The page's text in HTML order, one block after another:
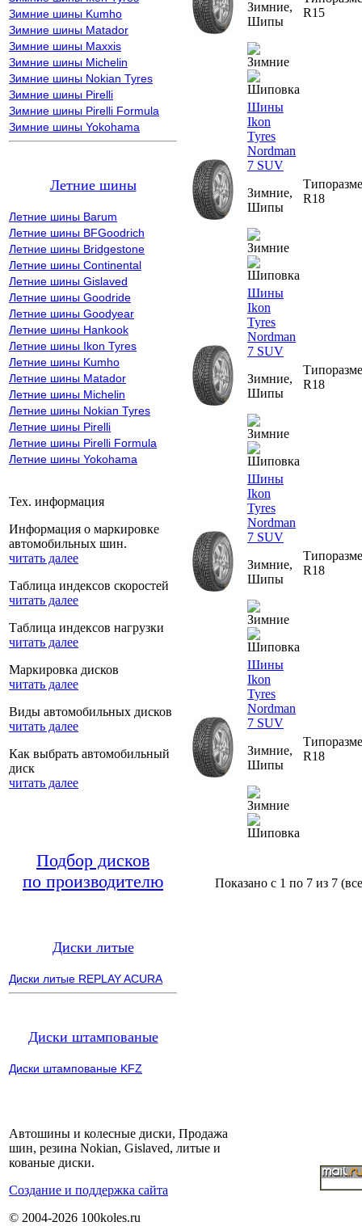
Зимние шины Kumho
Зимние шины Matador
Зимние шины Maxxis
Зимние шины Michelin
Зимние шины Nokian Tyres
Зимние шины Pirelli
Зимние шины Pirelli Formula
Зимние шины Yokohama
Летние шины
Летние шины Barum
Летние шины BFGoodrich
Летние шины Bridgestone
Летние шины Continental
Летние шины Gislaved
Летние шины Goodride
Летние шины Goodyear
Летние шины Hankook
Летние шины Ikon Tyres
Летние шины Kumho
Летние шины Matador
Летние шины Michelin
Летние шины Nokian Tyres
Летние шины Pirelli
Летние шины Pirelli Formula
Летние шины Yokohama
Тех. информация
Информация о маркировке
автомобильных шин.
читать далее
Таблица индексов скоростей
читать далее
Таблица индексов нагрузки
читать далее
Маркировка дисков
читать далее
Виды автомобильных дисков
читать далее
Как выбрать автомобильный
диск
читать далее
Подбор дисков
по производителю
Диски литые
Диски литые REPLAY ACURA
Диски штампованые
Диски штампованые KFZ
Зимние,
Шипы
R15
Шины
Ikon
Tyres
Nordman
7 SUV
Зимние,
Шипы
R18
Шины
Ikon
Tyres
Nordman
7 SUV
Зимние,
Шипы
R18
Шины
Ikon
Tyres
Nordman
7 SUV
Зимние,
Шипы
R18
Шины
Ikon
Tyres
Nordman
7 SUV
Зимние,
Шипы
R18
Показано с 1 по 7 из 7
Автошины и колесные диски, Продажа
шин, резина Nokian, Gislaved, литые и
кованые диски.
Cоздание и поддержка сайта
© 2004-2026 100koles.ru